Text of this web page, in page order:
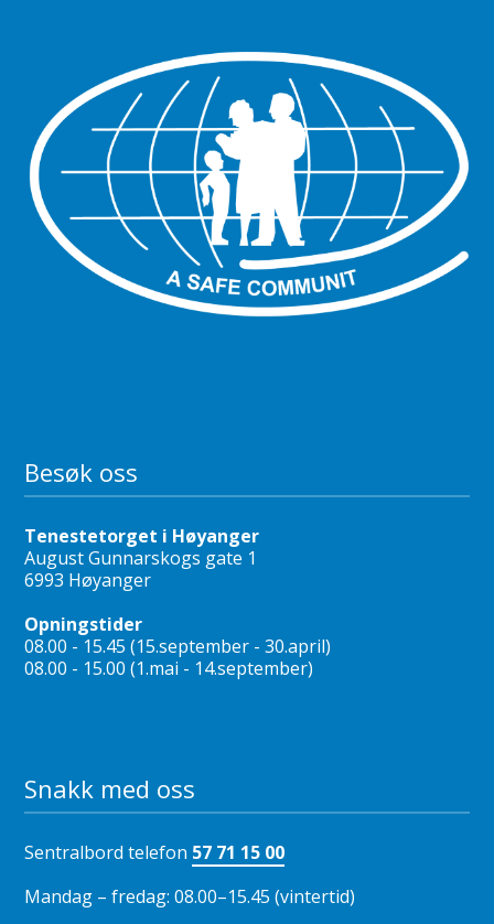
Besøk oss
Tenestetorget i Høyanger
August Gunnarskogs gate 1
6993 Høyanger
Opningstider
08.00 - 15.45 (15.september - 30.april)
08.00 - 15.00 (1.mai - 14.september)
Snakk med oss
Sentralbord telefon 57 71 15 00
Mandag – fredag: 08.00–15.45 (vintertid)